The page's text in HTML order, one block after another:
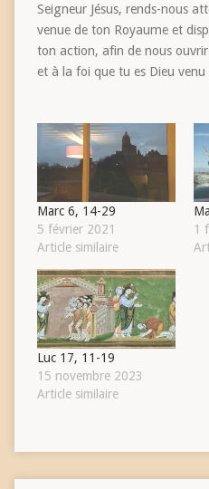
Seigneur Jésus, rends-nous
venue de ton Royaume et
ton action, afin de nous
et à la foi que tu es Dieu
Marc 6, 14-29
5 février 2021
Article similaire
1
Luc 17, 11-19
15 novembre 2023
Article similaire